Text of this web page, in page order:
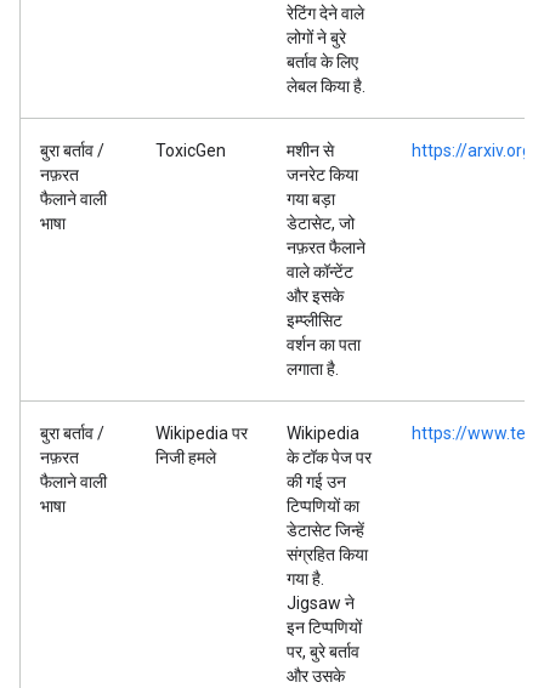
रेटिंग देने वाले
लोगों ने बुरे
बर्ताव के लिए
लेबल किया है.
बुरा बर्ताव /
नफ़रत
फैलाने वाली
भाषा
ToxicGen
मशीन से
जनरेट किया
गया बड़ा
डेटासेट, जो
नफ़रत फैलाने
वाले कॉन्टेंट
और इसके
इम्प्लीसिट
वर्शन का पता
लगाता है.
https://
बुरा बर्ताव /
नफ़रत
फैलाने वाली
भाषा
Wikipedia पर
निजी हमले
Wikipedia
के टॉक पेज पर
की गई उन
टिप्पणियों का
डेटासेट जिन्हें
संग्रहित किया
गया है.
Jigsaw ने
इन टिप्पणियों
पर, बुरे बर्ताव
और उसके
https://